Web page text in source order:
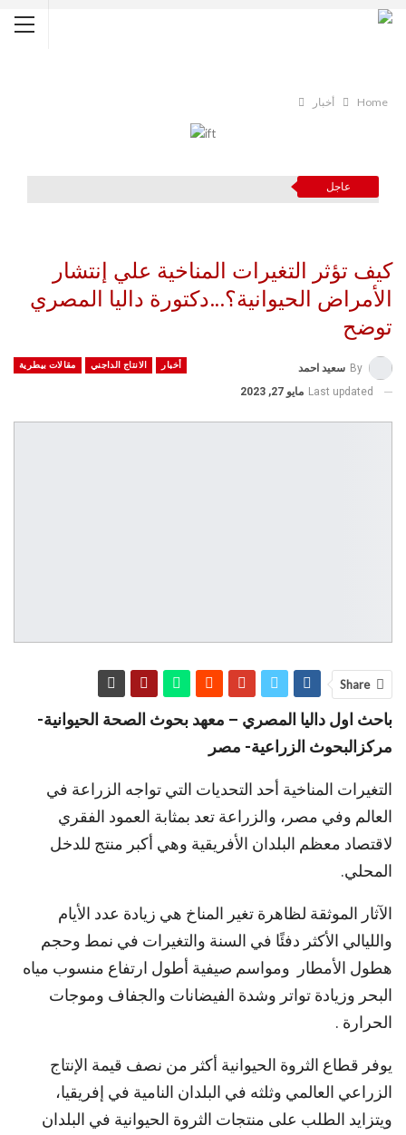
Home أخبار
عاجل
كيف تؤثر التغيرات المناخية علي إنتشار
الأمراض الحيوانية؟…دكتورة داليا المصري
توضح
أخبار الانتاج الداجني مقالات بيطرية By سعيد احمد
Last updated مايو 27, 2023
Share
باحث اول داليا المصري – معهد بحوث الصحة الحيوانية-
مركزالبحوث الزراعية- مصر
التغيرات المناخية أحد التحديات التي تواجه الزراعة في
العالم وفي مصر، والزراعة تعد بمثابة العمود الفقري
لاقتصاد معظم البلدان الأفريقية وهي أكبر منتج للدخل
المحلي.
الآثار الموثقة لظاهرة تغير المناخ هي زيادة عدد الأيام
والليالي الأكثر دفئًا في السنة والتغيرات في نمط وحجم
هطول الأمطار ومواسم صيفية أطول ارتفاع منسوب مياه
البحر وزيادة تواتر وشدة الفيضانات والجفاف وموجات
الحرارة .
يوفر قطاع الثروة الحيوانية أكثر من نصف قيمة الإنتاج
الزراعي العالمي وثلثه في البلدان النامية في إفريقيا،
ويتزايد الطلب على منتجات الثروة الحيوانية في البلدان